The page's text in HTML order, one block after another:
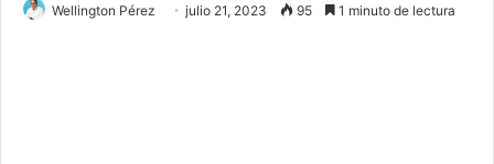
Wellington Pérez julio 21, 2023 95 1 minuto de lectura